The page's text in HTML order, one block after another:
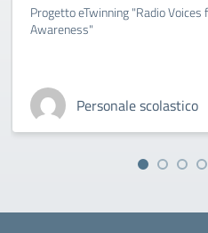
Progetto eTwinning "Radio
Awareness"
Personale scolastico